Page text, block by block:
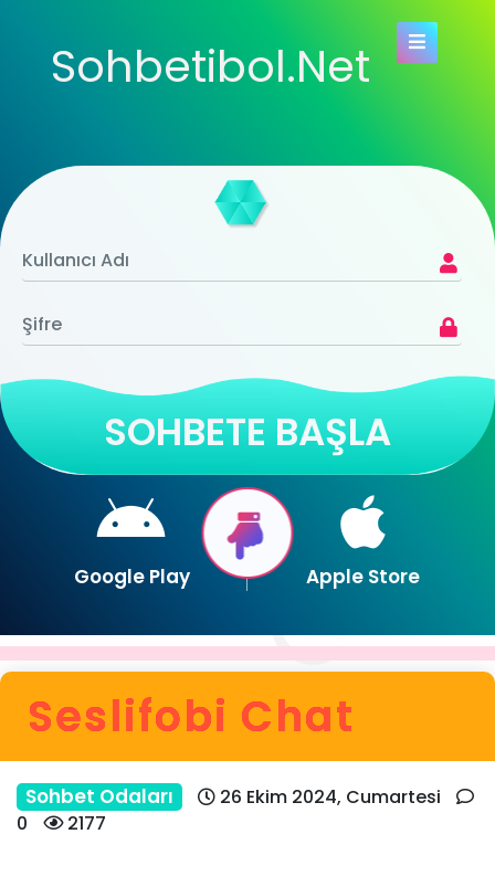
Sohbetibol.Net
SOHBETE BAŞLA
Google Play Apple Store
Seslifobi Chat
Sohbet Odaları
26 Ekim 2024, Cumartesi
0
2177